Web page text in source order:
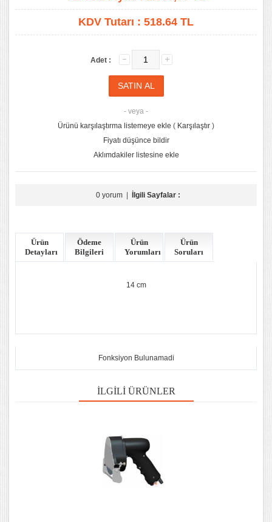
KDV Tutarı : 518.64 TL
Adet :
- veya -
Ürünü karşılaştırma listemeye ekle ( Karşılaştır )
Fiyatı düşünce bildir
Aklımdakiler listesine ekle
0 yorum| İlgili Sayfalar :
Ürün
Detayları
Ödeme
Bilgileri
Ürün
Yorumları
Ürün
Soruları
14 cm
Fonksiyon Bulunamadi
İLGILI ÜRÜNLER